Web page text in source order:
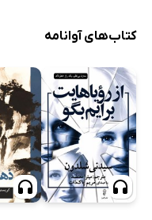
کتاب‌های آوانامه